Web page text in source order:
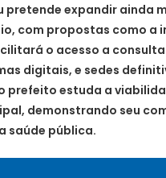
pretende expandir ainda
com propostas como a
o acesso a
digitais, e sedes
o prefeito estuda a
demonstrando seu
saúde pública.